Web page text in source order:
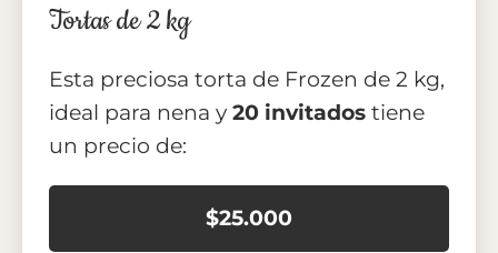
Tortas de 2 kg
Esta preciosa torta de Frozen de 2 kg,
ideal para nena y 20 invitados tiene
un precio de:
$25.000